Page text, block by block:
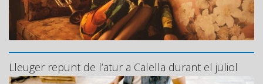
Lleuger repunt de l’atur a Calella durant el juliol